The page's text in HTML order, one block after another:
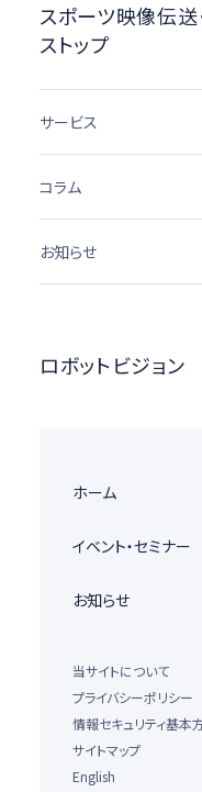
スポーツ映像伝送
ストップ
サービス
コラム
お知らせ
ロボットビジョン
ホーム
イベント・セミナー
お知らせ
当サイトについて
プライバシーポリシー
情報セキュリティ基本
サイトマップ
English